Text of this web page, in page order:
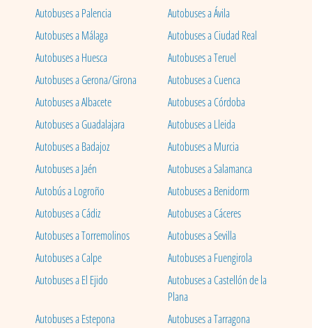
Autobuses a Palencia
Autobuses a Ávila
Autobuses a Málaga
Autobuses a Ciudad Real
Autobuses a Huesca
Autobuses a Teruel
Autobuses a Gerona/Girona
Autobuses a Cuenca
Autobuses a Albacete
Autobuses a Córdoba
Autobuses a Guadalajara
Autobuses a Lleida
Autobuses a Badajoz
Autobuses a Murcia
Autobuses a Jaén
Autobuses a Salamanca
Autobús a Logroño
Autobuses a Benidorm
Autobuses a Cádiz
Autobuses a Cáceres
Autobuses a Torremolinos
Autobuses a Sevilla
Autobuses a Calpe
Autobuses a Fuengirola
Autobuses a El Ejido
Autobuses a Castellón de la
Plana
Autobuses a Estepona
Autobuses a Tarragona